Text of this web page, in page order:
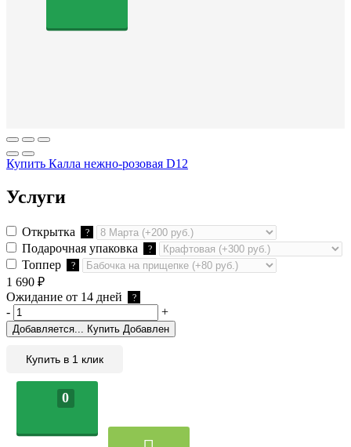
Купить Калла нежно-розовая D12
Услуги
Открытка ?
Подарочная упаковка ?
Топпер ?
1 690 ₽
Ожидание от 14 дней
?
- +
Добавляется... Купить Добавлен
Купить в 1 клик
0